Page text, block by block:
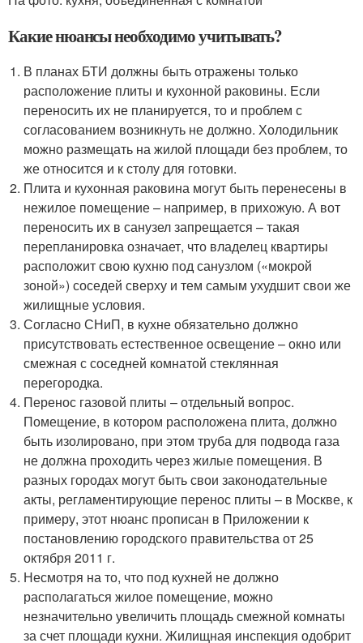
Какие нюансы необходимо учитывать?
В планах БТИ должны быть отражены только
расположение плиты и кухонной раковины. Если
переносить их не планируется, то и проблем с
согласованием возникнуть не должно. Холодильник
можно размещать на жилой площади без проблем, то
же относится и к столу для готовки.
Плита и кухонная раковина могут быть перенесены в
нежилое помещение – например, в прихожую. А вот
переносить их в санузел запрещается – такая
перепланировка означает, что владелец квартиры
расположит свою кухню под санузлом («мокрой
зоной») соседей сверху и тем самым ухудшит свои же
жилищные условия.
Согласно СНиП, в кухне обязательно должно
присутствовать естественное освещение – окно или
смежная с соседней комнатой стеклянная
перегородка.
Перенос газовой плиты – отдельный вопрос.
Помещение, в котором расположена плита, должно
быть изолировано, при этом труба для подвода газа
не должна проходить через жилые помещения. В
разных городах могут быть свои законодательные
акты, регламентирующие перенос плиты – в Москве, к
примеру, этот нюанс прописан в Приложении к
постановлению городского правительства от 25
октября 2011 г.
Несмотря на то, что под кухней не должно
располагаться жилое помещение, можно
незначительно увеличить площадь смежной комнаты
за счет площади кухни. Жилищная инспекция одобрит